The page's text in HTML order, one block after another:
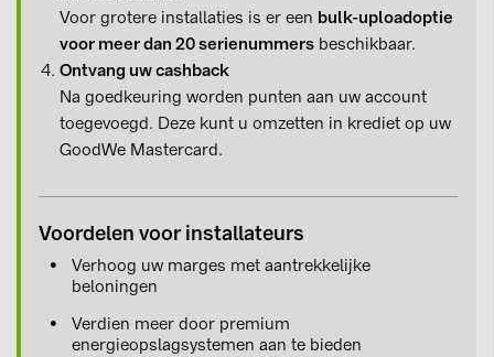
Voor grotere installaties is er een bulk-uploadoptie
voor meer dan 20 serienummersbeschikbaar.
Ontvang uw cashback
Na goedkeuring worden punten aan uw account
toegevoegd. Deze kunt u omzetten in krediet op uw
GoodWe Mastercard.
Voordelen voor installateurs
Verhoog uw marges met aantrekkelijke
beloningen
Verdien meer door premium
energieopslagsystemen aan te bieden